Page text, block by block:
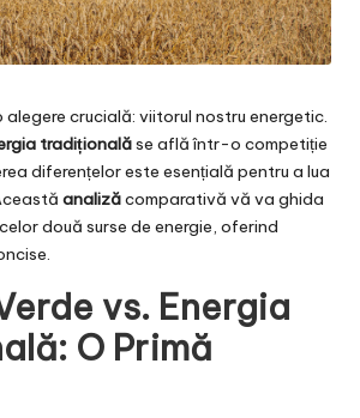
alegere crucială: viitorul nostru energetic.
tradiționalăse află într-o competiție
diferențelor este esențială pentru a lua
analizăcomparativă vă va ghida
două surse de energie, oferind
vs. Energia
O Primă